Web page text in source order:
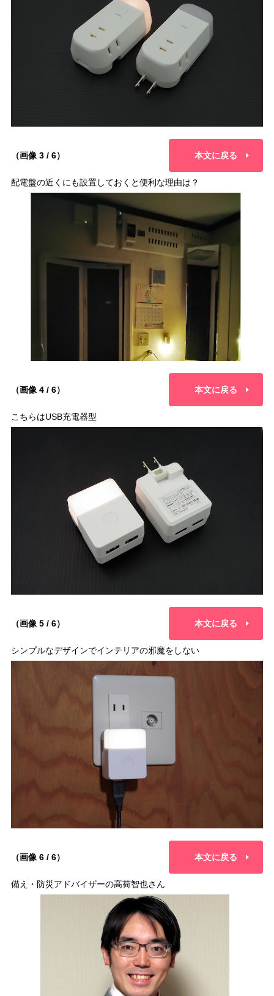
（画像 3 / 6） 本文に戻る
配電盤の近くにも設置しておくと便利な理由は？
（画像 4 / 6） 本文に戻る
こちらはUSB充電器型
（画像 5 / 6） 本文に戻る
シンプルなデザインでインテリアの邪魔をしない
（画像 6 / 6） 本文に戻る
備え・防災アドバイザーの高荷智也さん